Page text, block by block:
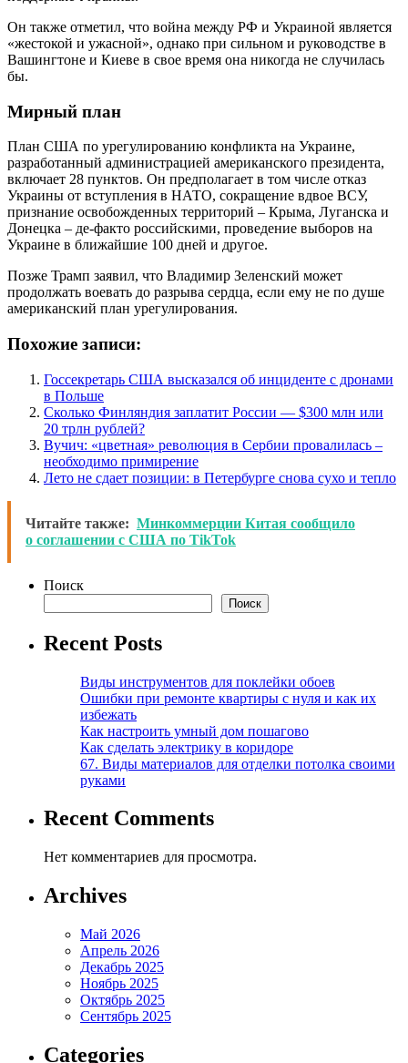
Он также отметил, что война между РФ и Украиной является
«жестокой и ужасной», однако при сильном и руководстве в
Вашингтоне и Киеве в свое время она никогда не случилась
бы.
Мирный план
План США по урегулированию конфликта на Украине,
разработанный администрацией американского президента,
включает 28 пунктов. Он предполагает в том числе отказ
Украины от вступления в НАТО, сокращение вдвое ВСУ,
признание освобожденных территорий – Крыма, Луганска и
Донецка – де-факто российскими, проведение выборов на
Украине в ближайшие 100 дней и другое.
Позже Трамп заявил, что Владимир Зеленский может
продолжать воевать до разрыва сердца, если ему не по душе
американский план урегулирования.
Похожие записи:
Госсекретарь США высказался об инциденте с дронами
в Польше
Сколько Финляндия заплатит России — $300 млн или
20 трлн рублей?
Вучич: «цветная» революция в Сербии провалилась –
необходимо примирение
Лето не сдает позиции: в Петербурге снова сухо и тепло
Читайте также: Минкоммерции Китая сообщило
о соглашении с США по TikTok
Поиск
Поиск
Recent Posts
Виды инструментов для поклейки обоев
Ошибки при ремонте квартиры с нуля и как их
избежать
Как настроить умный дом пошагово
Как сделать электрику в коридоре
67. Виды материалов для отделки потолка своими
руками
Recent Comments
Нет комментариев для просмотра.
Archives
Май 2026
Апрель 2026
Декабрь 2025
Ноябрь 2025
Октябрь 2025
Сентябрь 2025
Categories